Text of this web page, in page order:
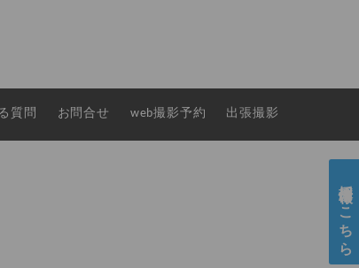
質問 お問合せ web撮影予約 出張撮影
採用情報はこちら